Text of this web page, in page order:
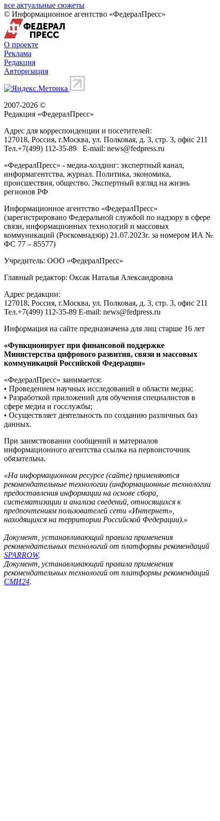
все актуальные сюжеты
© Информационное агентство «ФедералПресс»
О проекте
Реклама
Редакция
Авторизация
2007-2026 ©
Редакция «ФедералПресс»
Адрес для корреспонденции и посетителей:
127018, Россия, г.Москва, ул. Полковая, д. 3, стр. 3, офис 211
Тел.+7(499) 112-35-89 E-mail: news@fedpress.ru
«ФедералПресс» - медиа-холдинг: экспертный канал,
информагентства, журнал. Политика, экономика,
происшествия, общество. Экспертный взгляд на жизнь
регионов РФ
Информационное агентство «ФедералПресс»
(зарегистрировано Федеральной службой по надзору в сфере
связи, информационных технологий и массовых
коммуникаций (Роскомнадзор) 21.07.2023г. за номером ИА №
ФС 77 – 85577)
Учредитель: ООО «ФедералПресс»
Главный редактор: Оксак Наталья Александровна
Адрес редакции:
127018, Россия, г.Москва, ул. Полковая, д. 3, стр. 3, офис 211
Тел.+7(499) 112-35-89 E-mail: news@fedpress.ru
Информация на сайте предназначена для лиц старше 16 лет
«Функционирует при финансовой поддержке
Министерства цифрового развития, связи и массовых
коммуникаций Российской Федерации»
«ФедералПресс» занимается:
• Проведением научных исследований в области медиа;
• Разработкой приложений для обучения специалистов в
сфере медиа и госслужбы;
• Осуществляет деятельность по созданию различных баз
данных.
При заимствовании сообщений и материалов
информационного агентства ссылка на первоисточник
обязательна.
«На информационном ресурсе (сайте) применяются
рекомендательные технологии (информационные технологии
предоставления информации на основе сбора,
систематизации и анализа сведений, относящихся к
предпочтениям пользователей сети «Интернет»,
находящихся на территории Российской Федерации).»
Документ, устанавливающий правила применения
рекомендательных технологий от платформы рекомендаций
SPARROW.
Документ, устанавливающий правила применения
рекомендательных технологий от платформы рекомендаций
СМИ24.